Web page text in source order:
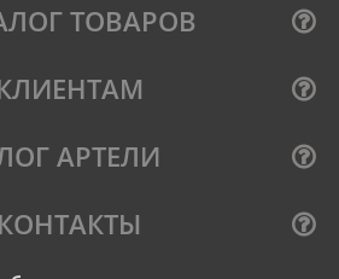
ТОВАРОВ
АРТЕЛИ
КОНТАКТЫ